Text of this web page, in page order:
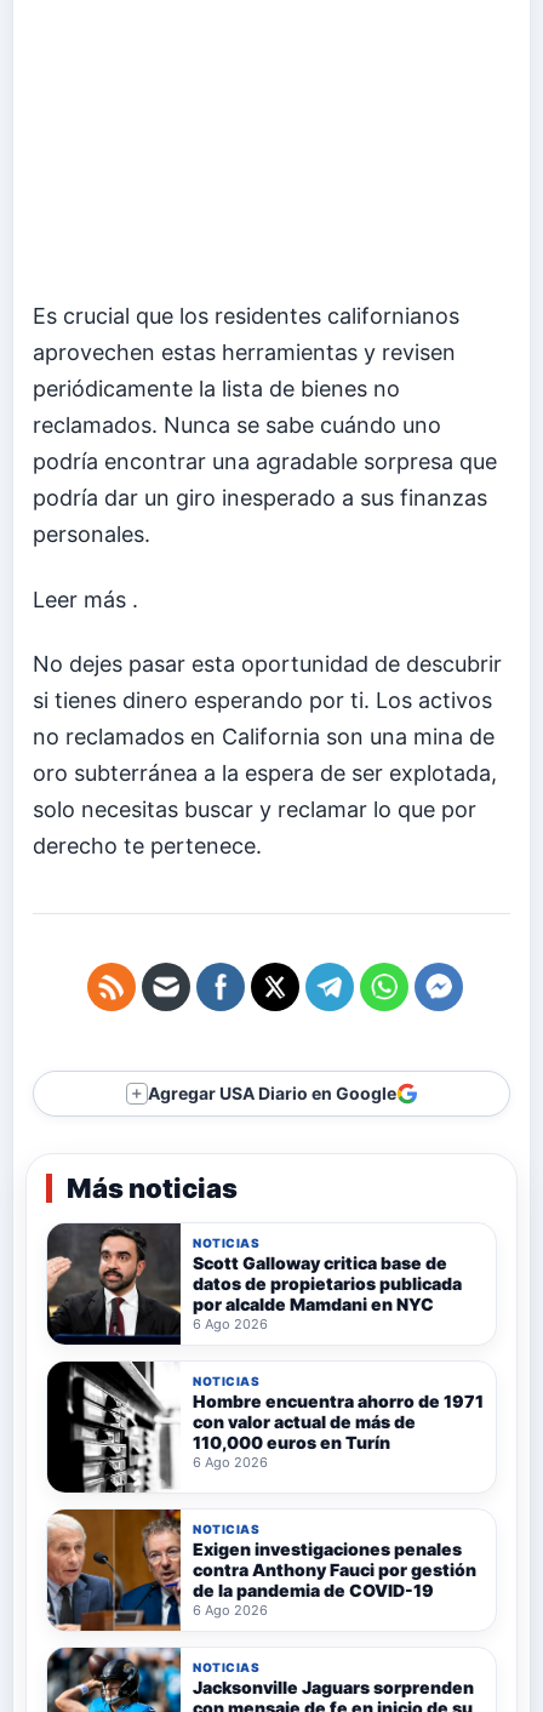
Es crucial que los residentes californianos
aprovechen estas herramientas y revisen
periódicamente la lista de bienes no
reclamados. Nunca se sabe cuándo uno
podría encontrar una agradable sorpresa que
podría dar un giro inesperado a sus finanzas
personales.
Leer más .
No dejes pasar esta oportunidad de descubrir
si tienes dinero esperando por ti. Los activos
no reclamados en California son una mina de
oro subterránea a la espera de ser explotada,
solo necesitas buscar y reclamar lo que por
derecho te pertenece.
＋ Agregar USA Diario en Google
Más noticias
NOTICIAS
Scott Galloway critica base de
datos de propietarios publicada
por alcalde Mamdani en NYC
6 Ago 2026
NOTICIAS
Hombre encuentra ahorro de 1971
con valor actual de más de
110,000 euros en Turín
6 Ago 2026
NOTICIAS
Exigen investigaciones penales
contra Anthony Fauci por gestión
de la pandemia de COVID-19
6 Ago 2026
NOTICIAS
Jacksonville Jaguars sorprenden